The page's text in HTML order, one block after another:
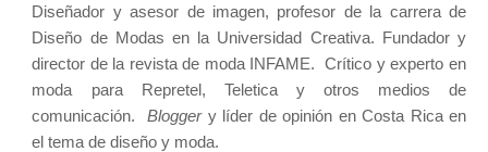
Diseñador y asesor de imagen, profesor de la carrera de
Diseño de Modas en la Universidad Creativa. Fundador y
director de la revista de moda INFAME. Crítico y experto en
moda para Repretel, Teletica y otros medios de
comunicación.Blogger y líder de opinión en Costa Rica en
el tema de diseño y moda.